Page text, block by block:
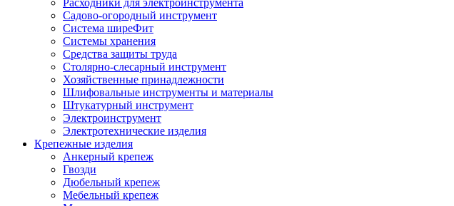
Расходники для электроинструмента
Садово-огородный инструмент
Система ширеФит
Системы хранения
Средства защиты труда
Столярно-слесарный инструмент
Хозяйственные принадлежности
Шлифовальные инструменты и материалы
Штукатурный инструмент
Электроинструмент
Электротехнические изделия
Крепежные изделия
Анкерный крепеж
Гвозди
Дюбельный крепеж
Мебельный крепеж